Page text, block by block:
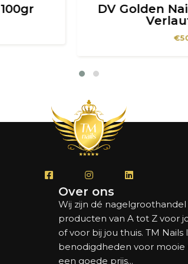
DV Golden Nails | White Mix –
Over ons
Wij zijn dé
producten van A tot Z voor
of voor bij jou thuis. TM Nails
benodigdheden voor mooie
een goede prijs...